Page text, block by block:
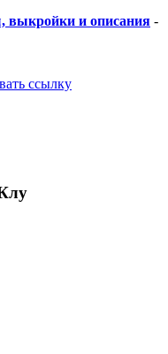
выкройки и описания -
ссылку